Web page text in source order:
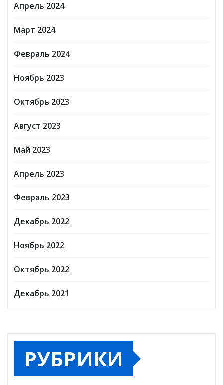
Апрель 2024
Март 2024
Февраль 2024
Ноябрь 2023
Октябрь 2023
Август 2023
Май 2023
Апрель 2023
Февраль 2023
Декабрь 2022
Ноябрь 2022
Октябрь 2022
Декабрь 2021
РУБРИКИ